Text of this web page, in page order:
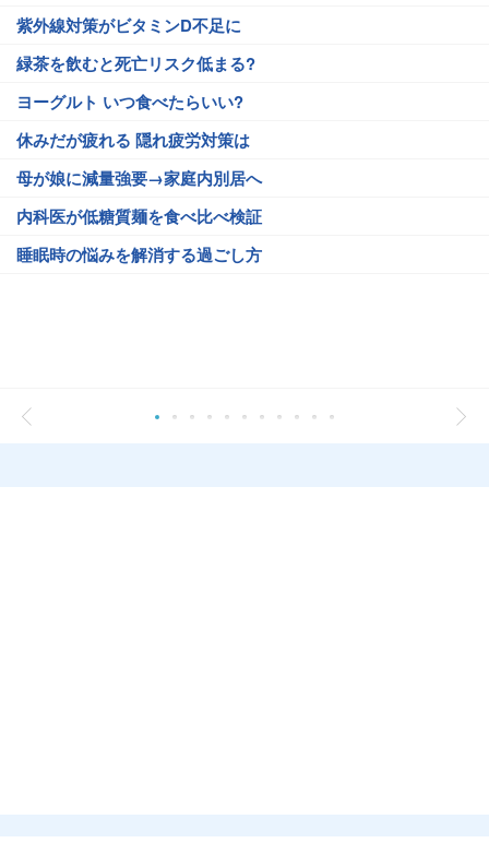
紫外線対策がビタミンD不足に
緑茶を飲むと死亡リスク低まる?
ヨーグルト いつ食べたらいい?
休みだが疲れる 隠れ疲労対策は
母が娘に減量強要→家庭内別居へ
内科医が低糖質麺を食べ比べ検証
睡眠時の悩みを解消する過ごし方